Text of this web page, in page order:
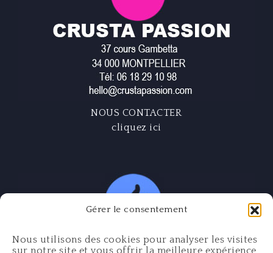
Gérer le consentement
Nous utilisons des cookies pour analyser les visites
sur notre site et vous offrir la meilleure expérience
NOUS CONTACTER
cliquez ici